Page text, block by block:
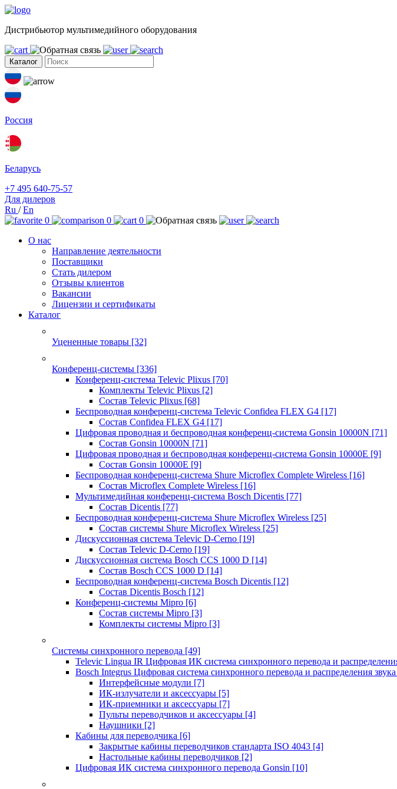
Дистрибьютор мультимедийного оборудования
Каталог
Россия
Беларусь
+7 495 640-75-57
Для дилеров
Ru /En
0
0
0
О нас
Направление деятельности
Поставщики
Стать дилером
Отзывы клиентов
Вакансии
Лицензии и сертификаты
Каталог
Уцененные товары [32]
Конференц-системы [336]
Конференц-система Televic Plixus [70]
Комплекты Televic Plixus [2]
Состав Televic Plixus [68]
Беспроводная конференц-система Televic Confidea FLEX G4 [17]
Состав Confidea FLEX G4 [17]
Цифровая проводная и беспроводная конференц-система Gonsin 10000N [71]
Состав Gonsin 10000N [71]
Цифровая проводная и беспроводная конференц-система Gonsin 10000E [9]
Состав Gonsin 10000E [9]
Беспроводная конференц-система Shure Microflex Complete Wireless [16]
Состав Microflex Complete Wireless [16]
Мультимедийная конференц-система Bosch Dicentis [77]
Состав Dicentis [77]
Беспроводная конференц-система Shure Microflex Wireless [25]
Состав системы Shure Microflex Wireless [25]
Дискуссионная система Televic D-Cerno [19]
Состав Televic D-Cerno [19]
Дискуссионная система Bosch CCS 1000 D [14]
Состав Bosch CCS 1000 D [14]
Беспроводная конференц-система Bosch Dicentis [12]
Состав Dicentis Bosch [12]
Конференц-системы Mipro [6]
Состав системы Mipro [3]
Комплекты системы Mipro [3]
Системы синхронного перевода [49]
Televic Lingua IR Цифровая ИК система синхронного перевода и
Bosch Integrus Цифровая система синхронного перевода и распределения звука
Интерфейсные модули [7]
ИК-излучатели и аксессуары [5]
ИК-приемники и аксессуары [7]
Пульты переводчиков и аксессуары [4]
Наушники [2]
Кабины для переводчика [6]
Закрытые кабины переводчиков стандарта ISO 4043 [4]
Настольные кабины переводчиков [2]
Цифровая ИК система синхронного перевода Gonsin [10]